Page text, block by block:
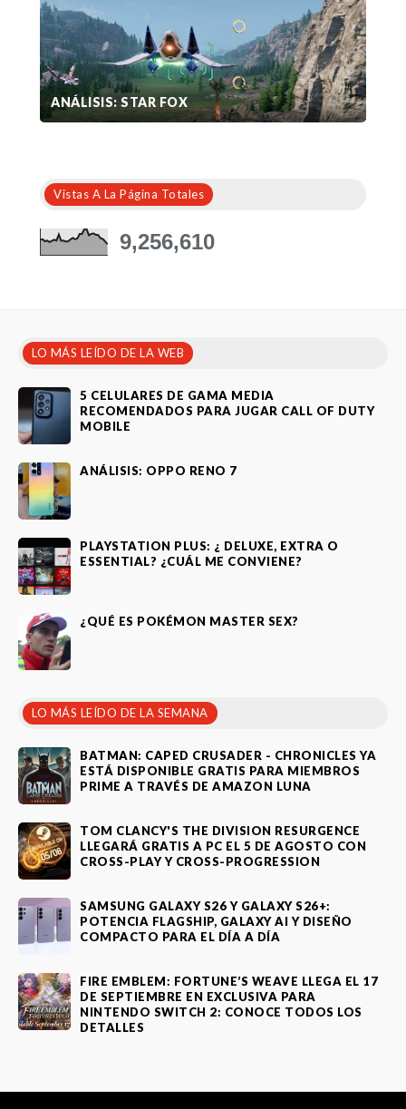
ANÁLISIS: STAR FOX
Vistas A La Página Totales
9,256,610
LO MÁS LEÍDO DE LA WEB
5 CELULARES DE GAMA MEDIA
RECOMENDADOS PARA JUGAR CALL OF DUTY
MOBILE
ANÁLISIS: OPPO RENO 7
PLAYSTATION PLUS: ¿ DELUXE, EXTRA O
ESSENTIAL? ¿CUÁL ME CONVIENE?
¿QUÉ ES POKÉMON MASTER SEX?
LO MÁS LEÍDO DE LA SEMANA
BATMAN: CAPED CRUSADER - CHRONICLES YA
ESTÁ DISPONIBLE GRATIS PARA MIEMBROS
PRIME A TRAVÉS DE AMAZON LUNA
TOM CLANCY'S THE DIVISION RESURGENCE
LLEGARÁ GRATIS A PC EL 5 DE AGOSTO CON
CROSS-PLAY Y CROSS-PROGRESSION
SAMSUNG GALAXY S26 Y GALAXY S26+:
POTENCIA FLAGSHIP, GALAXY AI Y DISEÑO
COMPACTO PARA EL DÍA A DÍA
FIRE EMBLEM: FORTUNE’S WEAVE LLEGA EL 17
DE SEPTIEMBRE EN EXCLUSIVA PARA
NINTENDO SWITCH 2: CONOCE TODOS LOS
DETALLES